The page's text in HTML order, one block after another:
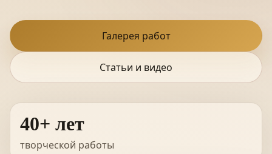
Галерея работ
Статьи и видео
40+ лет
творческой работы